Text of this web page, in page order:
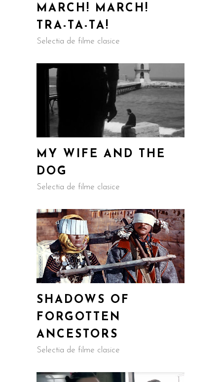
MARCH! MARCH!
TRA-TA-TA!
Selectia de filme clasice
MY WIFE AND THE
DOG
Selectia de filme clasice
SHADOWS OF
FORGOTTEN
ANCESTORS
Selectia de filme clasice